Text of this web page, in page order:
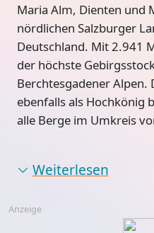
Maria Alm, Dienten und
nördlichen Salzburger
Deutschland. Mit 2.941
der höchste
Berchtesgadener
ebenfalls als Hochkönig
alle Berge im Umkreis
Weiterlesen
Anzeige